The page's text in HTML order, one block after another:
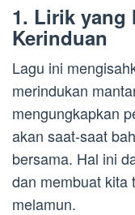
1. Lirik yang
Kerinduan
Lagu ini
merindukan
mengungkapkan
akan saat-saat
bersama. Hal ini
dan membuat kita
melamun.